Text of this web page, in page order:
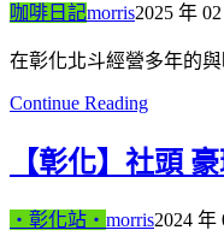
咖啡日記morris2025 年
在彰化北斗經營多年的
Continue Reading
【彰化】社頭
‧彰化站‧ morris2024 年